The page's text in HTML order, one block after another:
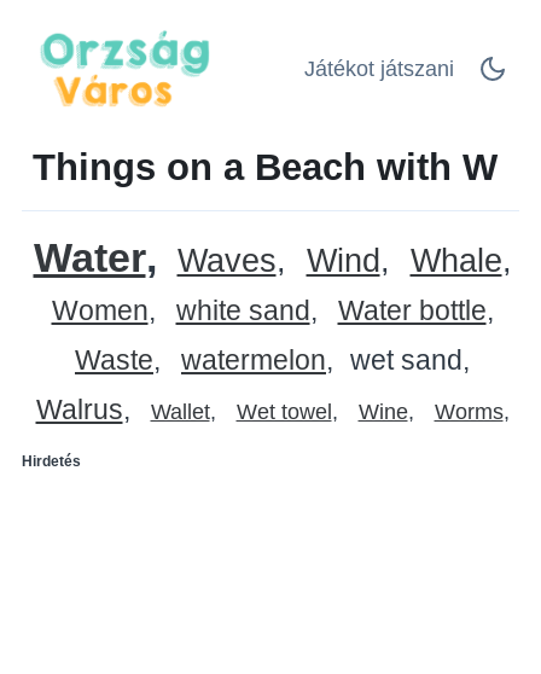
Játékot játszani
Things on a Beach with W
Water Waves Wind Whale
Women white sand
Water bottle
Waste
watermelon
wet sand
Walrus
Wallet Wet towel Wine Worms
Hirdetés